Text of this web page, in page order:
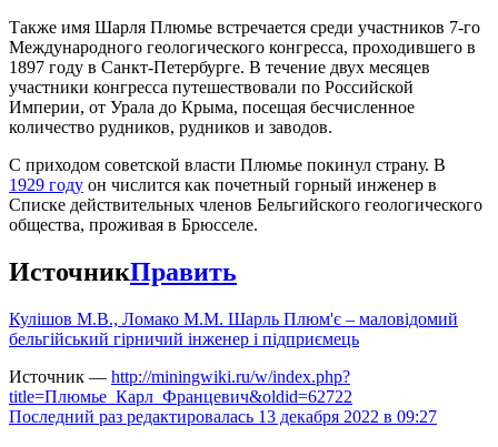
Также имя Шарля Плюмье встречается среди участников 7-го
Международного геологического конгресса, проходившего в
1897 году в Санкт-Петербурге. В течение двух месяцев
участники конгресса путешествовали по Российской
Империи, от Урала до Крыма, посещая бесчисленное
количество рудников, рудников и заводов.
С приходом советской власти Плюмье покинул страну. В
1929 году он числится как почетный горный инженер в
Списке действительных членов Бельгийского геологического
общества, проживая в Брюсселе.
ИсточникПравить
Кулiшов М.В., Ломако М.М. Шарль Плюм'є – маловідомий
бельгійський гірничий інженер і підприємець
Источник — http://miningwiki.ru/w/index.php?
title=Плюмье_Карл_Францевич&oldid=62722
Последний раз редактировалась 13 декабря 2022 в 09:27